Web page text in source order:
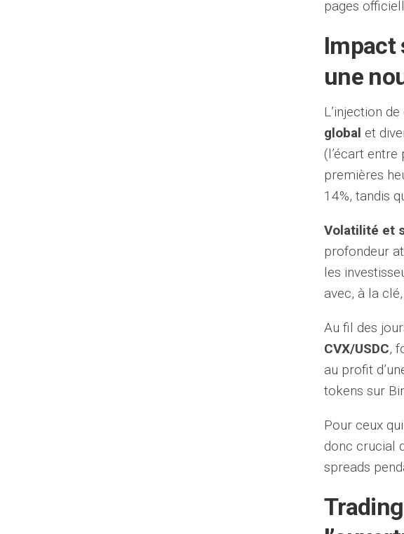
pages
Impact
une
L’injection
global et
(l’écart
premières
14%, tandis
Volatilité et
profondeur
les
avec, à la
Au fil des
CVX/USDC,
au profit
tokens sur
Pour ceux
donc crucial
spreads